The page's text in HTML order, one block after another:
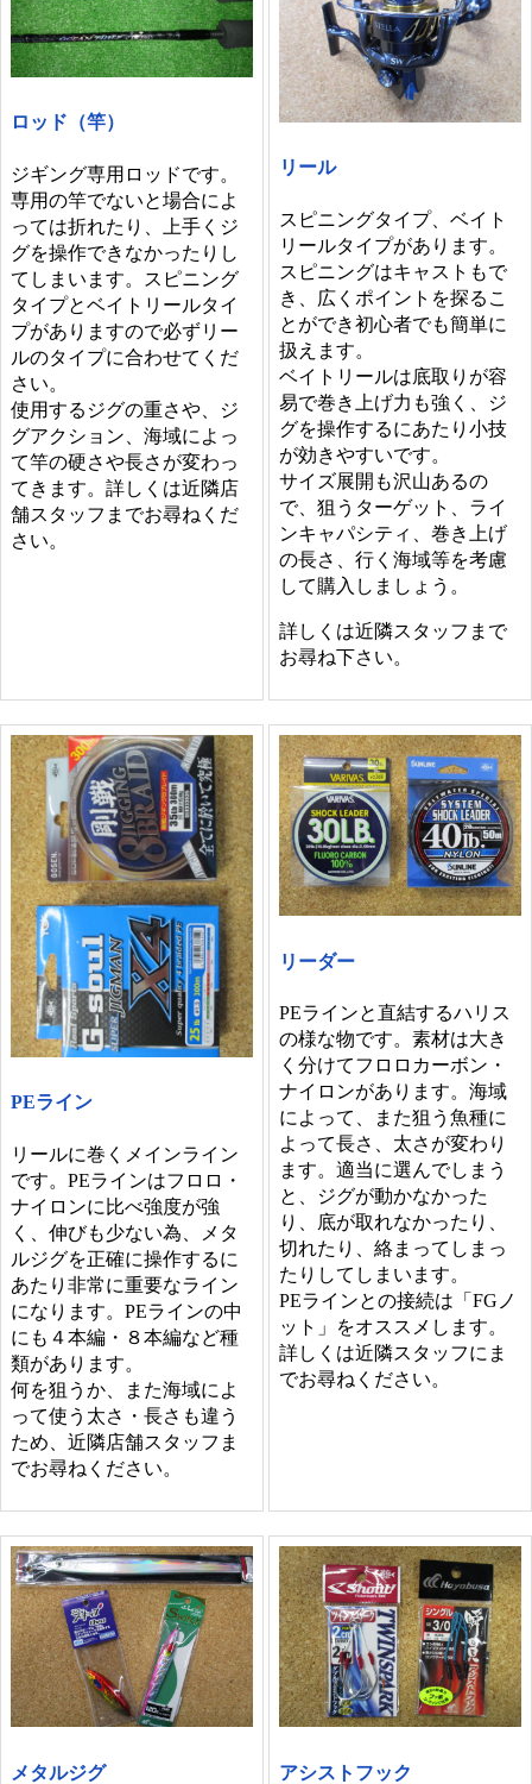
ロッド（竿）
ジギング専用ロッドです。
専用の竿でないと場合によ
っては折れたり、上手くジ
グを操作できなかったりし
てしまいます。スピニング
タイプとベイトリールタイ
プがありますので必ずリー
ルのタイプに合わせてくだ
さい。
使用するジグの重さや、ジ
グアクション、海域によっ
て竿の硬さや長さが変わっ
てきます。詳しくは近隣店
舗スタッフまでお尋ねくだ
さい。
リール
スピニングタイプ、ベイト
リールタイプがあります。
スピニングはキャストもで
き、広くポイントを探るこ
とができ初心者でも簡単に
扱えます。
ベイトリールは底取りが容
易で巻き上げ力も強く、ジ
グを操作するにあたり小技
が効きやすいです。
サイズ展開も沢山あるの
で、狙うターゲット、ライ
ンキャパシティ、巻き上げ
の長さ、行く海域等を考慮
して購入しましょう。
詳しくは近隣スタッフまで
お尋ね下さい。
PEライン
リールに巻くメインライン
です。PEラインはフロロ・
ナイロンに比べ強度が強
く、伸びも少ない為、メタ
ルジグを正確に操作するに
あたり非常に重要なライン
になります。PEラインの中
にも４本編・８本編など種
類があります。
何を狙うか、また海域によ
って使う太さ・長さも違う
ため、近隣店舗スタッフま
でお尋ねください。
リーダー
PEラインと直結するハリス
の様な物です。素材は大き
く分けてフロロカーボン・
ナイロンがあります。海域
によって、また狙う魚種に
よって長さ、太さが変わり
ます。適当に選んでしまう
と、ジグが動かなかった
り、底が取れなかったり、
切れたり、絡まってしまっ
たりしてしまいます。
PEラインとの接続は「FGノ
ット」をオススメします。
詳しくは近隣スタッフにま
でお尋ねください。
メタルジグ アシストフック